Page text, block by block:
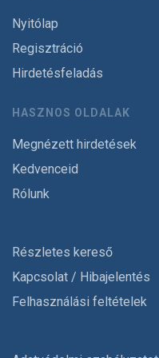
Nyitólap
Regisztráció
Hirdetésfeladás
HASZNOS OLDALAK
Megnézett hirdetések
Kedvenceid
Rólunk
Részletes kereső
Kapcsolat / Hibajelentés
Felhasználási feltételek